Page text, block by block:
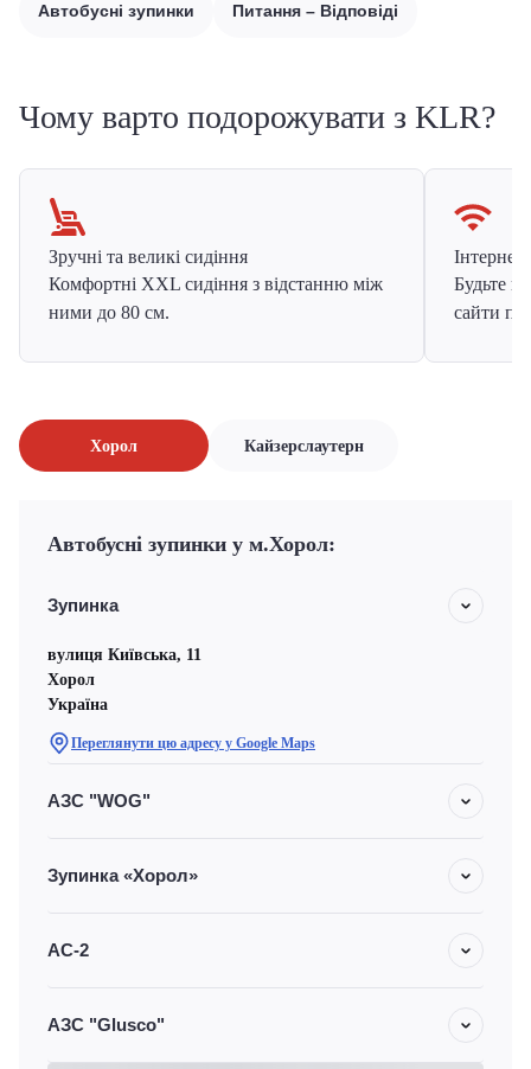
Автобусні зупинки Питання – Відповіді
Чому варто подорожувати з KLR?
Зручні та великі сидіння
Комфортні XXL сидіння з відстанню між
ними до 80 см.
Інтернет
Будьте
сайти
Хорол Кайзерслаутерн
Автобусні зупинки у м.Хорол:
Зупинка
вулиця Київська, 11
Хорол
Україна
Переглянути цю адресу у Google Maps
АЗС "WOG"
Зупинка «Хорол»
АС-2
АЗС "Glusco"